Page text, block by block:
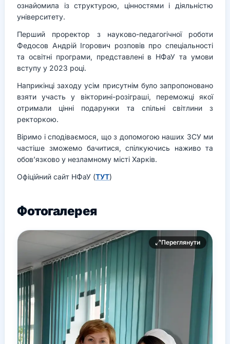
ознайомила із структурою, цінностями і діяльністю
університету.
Перший проректор з науково-педагогічної роботи
Федосов Андрій Ігорович розповів про спеціальності
та освітні програми, представлені в НФаУ та умови
вступу у 2023 році.
Наприкінці заходу усім присутнім було запропоновано
взяти участь у вікторині-розіграші, переможці якої
отримали цінні подарунки та спільні світлини з
ректоркою.
Віримо і сподіваємося, що з допомогою наших ЗСУ ми
частіше зможемо бачитися, спілкуючись наживо та
обов’язково у незламному місті Харків.
Офіційний сайт НФаУ (ТУТ)
Фотогалерея
Переглянути